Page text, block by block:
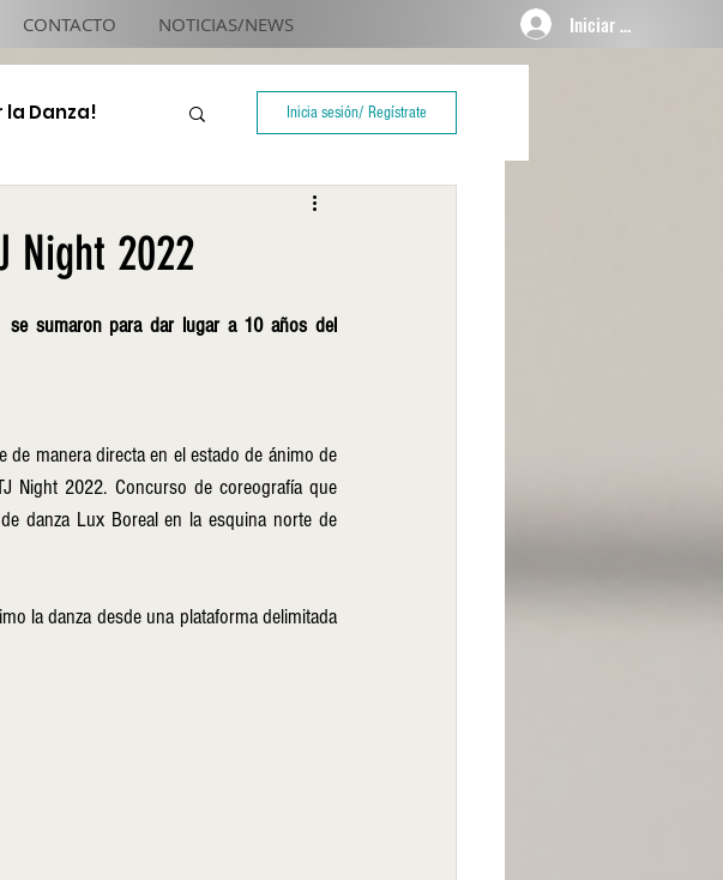
CONTACTO NOTICIAS/NEWS Iniciar sesión
la Danza! Inicia sesión/ Regístrate
Night 2022
sumaron para dar lugar a 10 años del
de manera directa en el estado de ánimo de
Night 2022. Concurso de coreografía que
danza Lux Boreal en la esquina norte de
la danza desde una plataforma delimitada